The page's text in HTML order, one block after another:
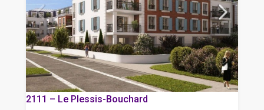
2111 – Le Plessis-Bouchard